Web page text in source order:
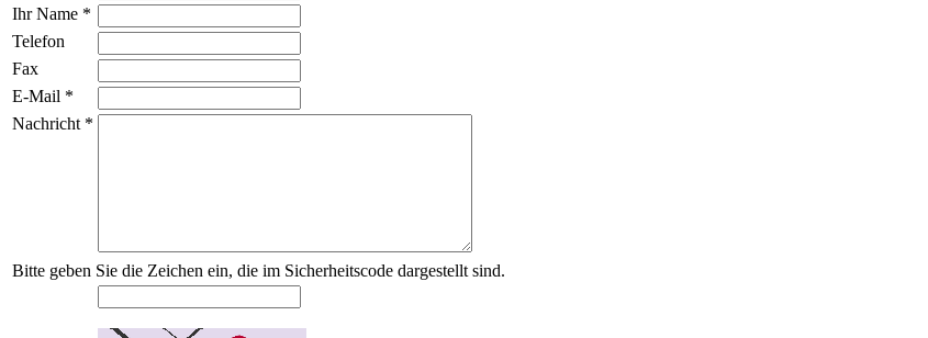
Ihr Name *
Telefon
Fax
E-Mail *
Nachricht *
Bitte geben Sie die Zeichen ein, die im Sicherheitscode dargestellt sind.